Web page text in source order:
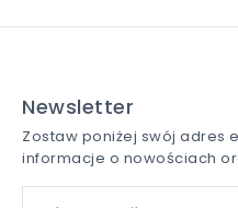
Newsletter
Zostaw poniżej swój adres
informacje o nowościach